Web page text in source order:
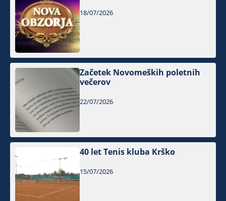
18/07/2026
Začetek Novomeških poletnih
večerov
22/07/2026
40 let Tenis kluba Krško
15/07/2026